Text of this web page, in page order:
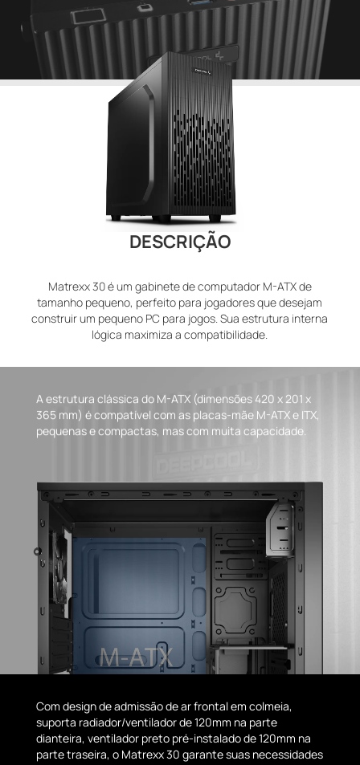
DESCRIÇÃO
Matrexx 30 é um gabinete de computador M-ATX de
tamanho pequeno, perfeito para jogadores que desejam
construir um pequeno PC para jogos. Sua estrutura interna
lógica maximiza a compatibilidade.
A estrutura clássica do M-ATX (dimensões 420 x 201 x
365 mm) é compatível com as placas-mãe M-ATX e ITX,
pequenas e compactas, mas com muita capacidade.
Com design de admissão de ar frontal em colmeia,
suporta radiador/ventilador de 120mm na parte
dianteira, ventilador preto pré-instalado de 120mm na
parte traseira, o Matrexx 30 garante suas necessidades